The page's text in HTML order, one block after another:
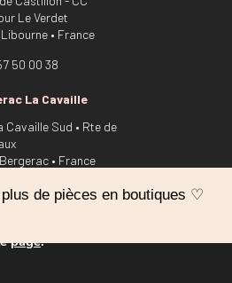
de pièces en boutiques ♡
Le Verdet
• France
50 00 38
La Cavaille
Cavaille Sud • Rte de
• France
22 54 94
légales
pour vous offrir la meilleure
sur les cookies que nous utilisons
page.
GDPR